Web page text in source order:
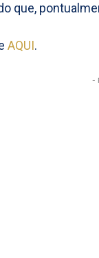
que,
AQUI.
-